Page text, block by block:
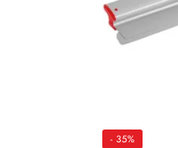
- 35%